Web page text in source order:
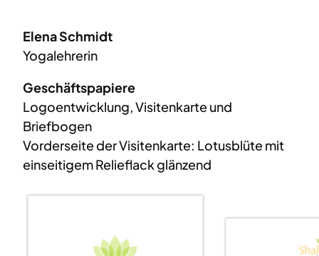
Elena Schmidt
Yogalehrerin
Geschäftspapiere
Logoentwicklung, Visitenkarte und
Briefbogen
Vorderseite der Visitenkarte: Lotusblüte mit
einseitigem Relieflack glänzend